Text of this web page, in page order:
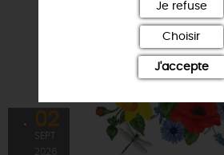
02
SEPT
2026
Je refuse
Choisir
J'accepte